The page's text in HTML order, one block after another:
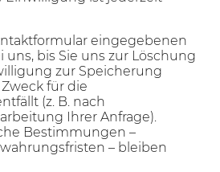
eingegebenen
uns, bis Sie uns zur Löschung
zur Speicherung
für die
(z. B. nach
Ihrer Anfrage).
Bestimmungen –
– bleiben